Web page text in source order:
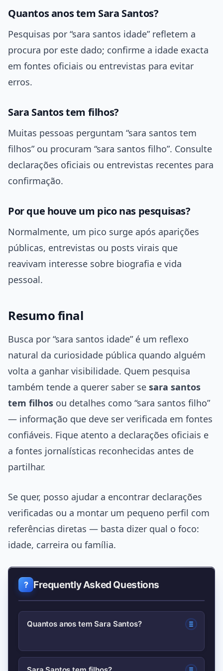
Quantos anos tem Sara Santos?
Pesquisas por “sara santos idade” refletem a
procura por este dado; confirme a idade exacta
em fontes oficiais ou entrevistas para evitar
erros.
Sara Santos tem filhos?
Muitas pessoas perguntam “sara santos tem
filhos” ou procuram “sara santos filho”. Consulte
declarações oficiais ou entrevistas recentes para
confirmação.
Por que houve um pico nas pesquisas?
Normalmente, um pico surge após aparições
públicas, entrevistas ou posts virais que
reavivam interesse sobre biografia e vida
pessoal.
Resumo final
Busca por “sara santos idade” é um reflexo
natural da curiosidade pública quando alguém
volta a ganhar visibilidade. Quem pesquisa
também tende a querer saber se sara santos
tem filhos ou detalhes como “sara santos filho”
— informação que deve ser verificada em fontes
confiáveis. Fique atento a declarações oficiais e
a fontes jornalísticas reconhecidas antes de
partilhar.
Se quer, posso ajudar a encontrar declarações
verificadas ou a montar um pequeno perfil com
referências diretas — basta dizer qual o foco:
idade, carreira ou família.
Frequently Asked Questions
Quantos anos tem Sara Santos?
A procura por “sara santos idade”